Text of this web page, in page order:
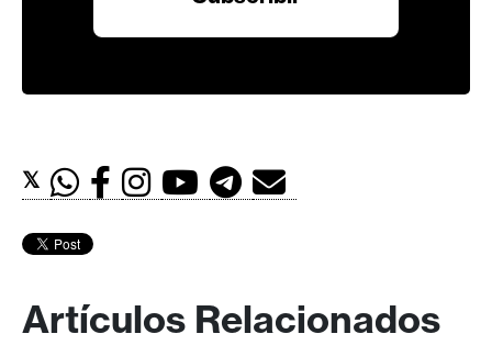
𝕏
Artículos Relacionados